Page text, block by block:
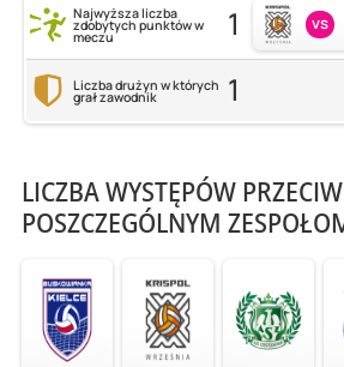
Najwyższa liczba
zdobytych punktów w
meczu 1 vs
Liczba drużyn w których
grał zawodnik 1
LICZBA WYSTĘPÓW
POSZCZEGÓLNYM